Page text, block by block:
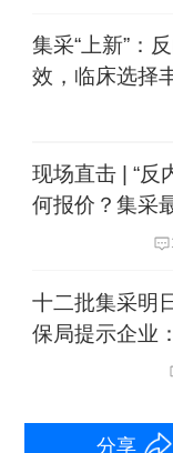
比价”，通
药价在阳光
在此次恳
南、江西、
小程序的运
从这一年
看，比价
的价格更加
集采“上新”：
效，临床选择
现场直击 | “反
何报价？集采
十二批集采明
保局提示企业
分享